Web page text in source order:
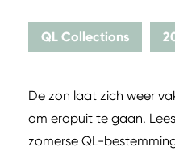
QL Collections
De zon laat zich weer
om eropuit te gaan.
zomerse QL-